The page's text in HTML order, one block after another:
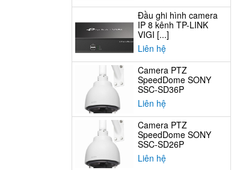
Đầu ghi hình camera
IP 8 kênh TP-LINK
VIGI [...]
Liên hệ
Camera PTZ
SpeedDome SONY
SSC-SD36P
Liên hệ
Camera PTZ
SpeedDome SONY
SSC-SD26P
Liên hệ